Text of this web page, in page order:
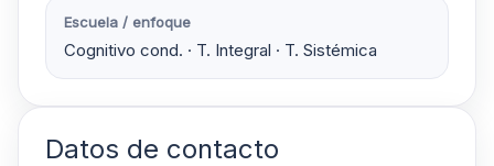
Escuela / enfoque
Cognitivo cond. · T. Integral · T. Sistémica
Datos de contacto